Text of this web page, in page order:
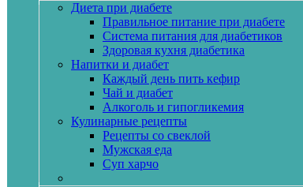
Диета при диабете
Правильное питание при диабете
Система питания для диабетиков
Здоровая кухня диабетика
Напитки и диабет
Каждый день пить кефир
Чай и диабет
Алкоголь и гипогликемия
Кулинарные рецепты
Рецепты со свеклой
Мужская еда
Суп харчо